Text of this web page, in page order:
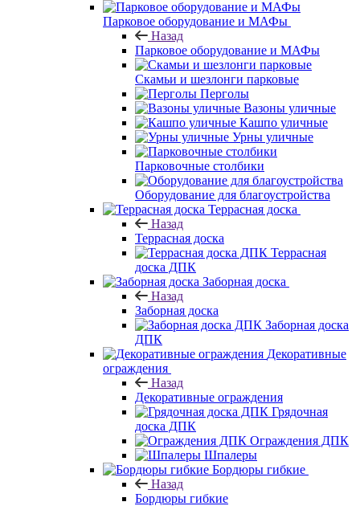
Парковое оборудование и МАФы
Назад
Парковое оборудование и МАФы
Скамьи и шезлонги парковые
Перголы
Вазоны уличные
Кашпо уличные
Урны уличные
Парковочные столбики
Оборудование для благоустройства
Террасная доска
Назад
Террасная доска
Террасная
доска ДПК
Заборная доска
Назад
Заборная доска
Заборная доска
ДПК
Декоративные
ограждения
Назад
Декоративные ограждения
Грядочная
доска ДПК
Ограждения ДПК
Шпалеры
Бордюры гибкие
Назад
Бордюры гибкие